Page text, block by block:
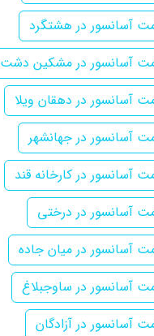
آسانسور در هشتگرد
آسانسور در مشکین دشت
آسانسور در دهقان ویلا
آسانسور در جهانشهر
آسانسور در کارخانه قند
آسانسور در درختی
آسانسور در میان جاده
آسانسور در ساوجبلاغ
آسانسور در آزادگان